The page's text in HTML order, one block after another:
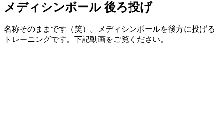
メディシンボール 後ろ投げ
名称そのままです（笑）。メディシンボールを後方に投げる
トレーニングです。下記動画をご覧ください。